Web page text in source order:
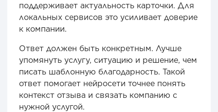
поддерживает актуальность карточки. Для
локальных сервисов это усиливает доверие
к компании.
Ответ должен быть конкретным. Лучше
упомянуть услугу, ситуацию и решение, чем
писать шаблонную благодарность. Такой
ответ помогает нейросети точнее понять
контекст отзыва и связать компанию с
нужной услугой.